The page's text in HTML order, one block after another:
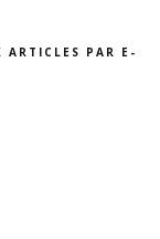
ARTICLES PAR E-